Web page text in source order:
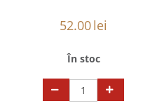
52.00lei
În stoc